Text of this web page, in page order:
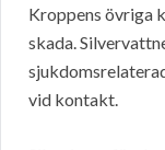
Kroppens övriga
skada.
vid kontakt.